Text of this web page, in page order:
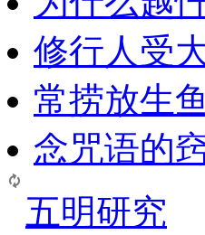
修行人受
常捞放生
念咒语的
五明研究